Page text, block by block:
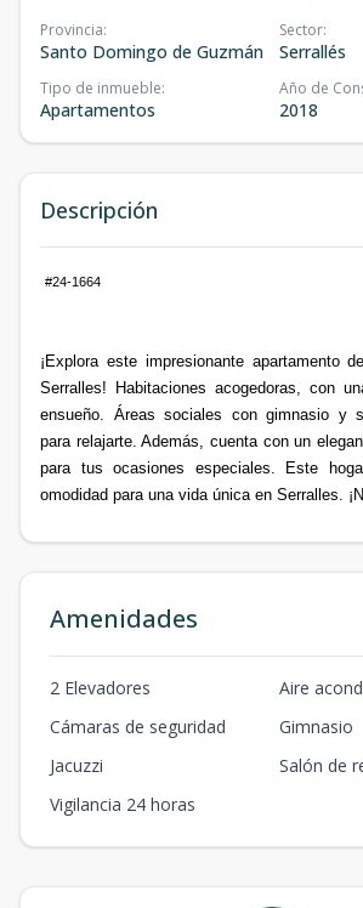
Provincia:
Santo Domingo de Guzmán
Sector:
Serrallés
Tipo de inmueble:
Apartamentos
Año de
2018
Descripción
#24-1664
¡Explora este impresionante apartamento
Serralles! Habitaciones acogedoras, con
ensueño. Áreas sociales con gimnasio y
para relajarte. Además, cuenta con un
para tus ocasiones especiales. Este
omodidad para una vida única en Serralles.
Amenidades
2 Elevadores
Aire
Cámaras de seguridad
Gimnasio
Jacuzzi
Salón de
Vigilancia 24 horas